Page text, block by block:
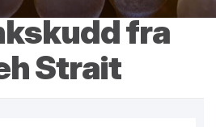
fra
Strait